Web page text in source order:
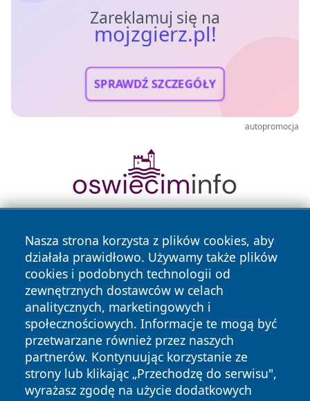
Zareklamuj się na
mojzgierz.pl!
SPRAWDŹ SZCZEGÓŁY
autopromocja
Nasza strona korzysta z plików cookies, aby
działała prawidłowo. Używamy także plików
cookies i podobnych technologii od
zewnętrznych dostawców w celach
analitycznych, marketingowych i
społecznościowych. Informacje te mogą być
przetwarzane również przez naszych
partnerów. Kontynuując korzystanie ze
strony lub klikając „Przechodzę do serwisu",
wyrażasz zgodę na użycie dodatkowych
Copyright © 2026 mojzgierz.pl Wszystkie prawa zastrzeżone.
News Autorzy
Polityka
Prywatności
Polityka
Cookies